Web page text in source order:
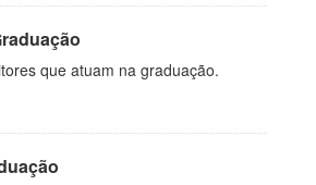
que atuam na graduação.